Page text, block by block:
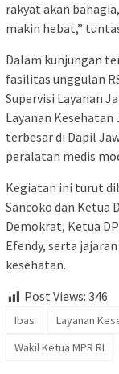
rakyat akan
makin hebat,”
Dalam kunjungan
fasilitas unggulan
Supervisi Layanan
Layanan Kesehatan
terbesar di Dapil
peralatan medis
Kegiatan ini turut
Sancoko dan Ketua
Demokrat, Ketua
Efendy, serta
kesehatan.
Post Views: 346
Ibas Layanan
Wakil Ketua MPR RI